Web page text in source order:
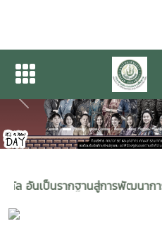
Previous
รพัฒนาการเกษตรเพื่อชุมชนสัง